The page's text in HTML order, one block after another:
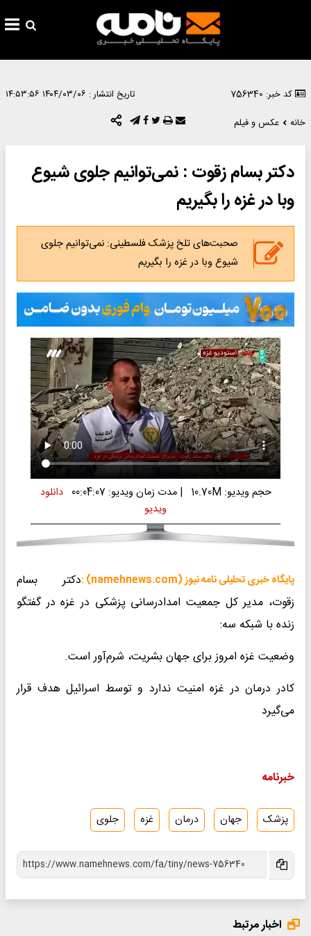
کد خبر: 756340 تاریخ انتشار : ۱۴۰۴/۰۳/۰۶ ۱۴:۵۳:۵۶
خانه
عکس و فیلم
دکتر بسام زقوت : نمی‌توانیم جلوی شیوع
وبا در غزه را بگیریم
صحبت‌های تلخ پزشک فلسطینی: نمی‌توانیم جلوی
شیوع وبا در غزه را بگیریم
حجم ویدیو: 10.70M |مدت زمان ویدیو: 00:04:07
دانلود
ویدیو
پایگاه خبری تحلیلی نامه نیوز (namehnews.com) :
دکتر بسام
زقوت، مدیر کل جمعیت امدادرسانی پزشکی در غزه در گفتگو
زنده با شبکه سه:
وضعیت غزه امروز برای جهان بشریت، شرم‌آور است.
کادر درمان در غزه امنیت ندارد و توسط اسرائیل هدف قرار
می‌گیرد
خبرنامه
پزشک جهان درمان غزه جلوی
اخبار مرتبط